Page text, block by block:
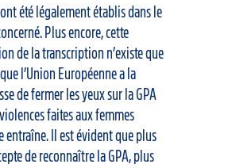
été légalement établis dans le
Plus encore, cette
de la transcription n’existe que
l’Union Européenne a la
de fermer les yeux sur la GPA
faites aux femmes
entraîne. Il est évident que plus
de reconnaître la GPA, plus